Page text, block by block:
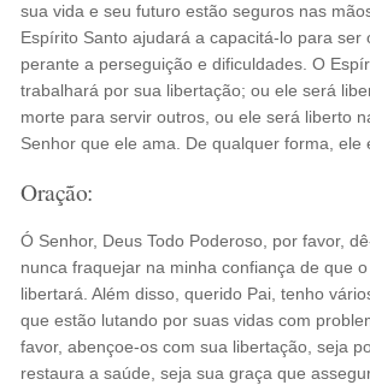
sua vida e seu futuro estão seguros nas
Espírito Santo ajudará a capacitá-lo para ser
perante a perseguição e dificuldades. O
trabalhará por sua libertação; ou ele será
morte para servir outros, ou ele será liberto
Senhor que ele ama. De qualquer forma, ele
Oração:
Ó Senhor, Deus Todo Poderoso, por favor,
nunca fraquejar na minha confiança de que
libertará. Além disso, querido Pai, tenho
que estão lutando por suas vidas com
favor, abençoe-os com sua libertação, seja
restaura a saúde, seja sua graça que